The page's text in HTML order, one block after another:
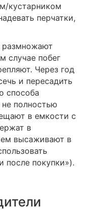
кустарником
перчатки,
размножают
случае побег
Через год
и пересадить
способа
полностью
в емкости с
в
высаживают в
после покупки»).